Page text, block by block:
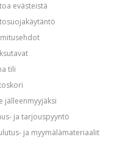
evästeistä
tili
jälleenmyyjäksi
ja tarjouspyyntö
ja myymälämateriaalit